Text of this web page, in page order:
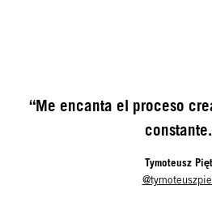
“Me encanta el proceso
Tymoteusz